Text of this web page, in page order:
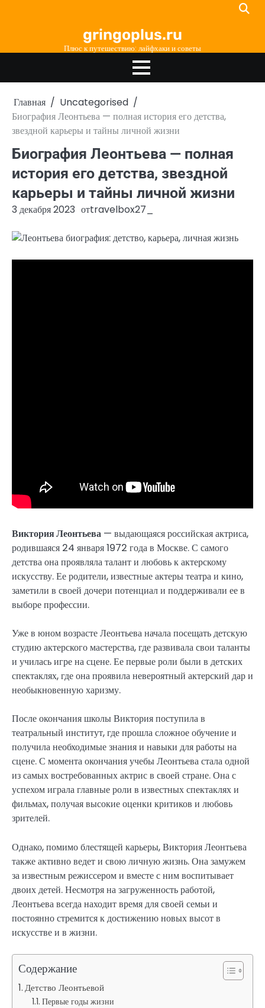
gringoplus.ru
Плюс к путешествию: лайфхаки и советы
Главная
Uncategorised
Биография Леонтьева — полная история его детства,
звездной карьеры и тайны личной жизни
Биография Леонтьева — полная
история его детства, звездной
карьеры и тайны личной жизни
3 декабря 2023 отtravelbox27_
Виктория Леонтьева — выдающаяся российская актриса,
родившаяся 24 января 1972 года в Москве. С самого
детства она проявляла талант и любовь к актерскому
искусству. Ее родители, известные актеры театра и кино,
заметили в своей дочери потенциал и поддерживали ее в
выборе профессии.
Уже в юном возрасте Леонтьева начала посещать детскую
студию актерского мастерства, где развивала свои таланты
и училась игре на сцене. Ее первые роли были в детских
спектаклях, где она проявила невероятный актерский дар и
необыкновенную харизму.
После окончания школы Виктория поступила в
театральный институт, где прошла сложное обучение и
получила необходимые знания и навыки для работы на
сцене. С момента окончания учебы Леонтьева стала одной
из самых востребованных актрис в своей стране. Она с
успехом играла главные роли в известных спектаклях и
фильмах, получая высокие оценки критиков и любовь
зрителей.
Однако, помимо блестящей карьеры, Виктория Леонтьева
также активно ведет и свою личную жизнь. Она замужем
за известным режиссером и вместе с ним воспитывает
двоих детей. Несмотря на загруженность работой,
Леонтьева всегда находит время для своей семьи и
постоянно стремится к достижению новых высот в
искусстве и в жизни.
Содержание
Детство Леонтьевой
Первые годы жизни